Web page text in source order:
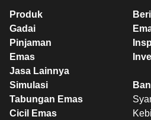
Produk
Gadai
Pinjaman
Emas
Jasa Lainnya
Simulasi
Tabungan Emas
Cicil Emas